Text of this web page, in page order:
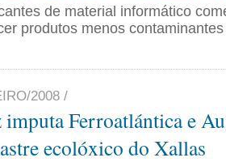
de material informático
produtos menos
2008 /
Ferroatlántica e
ecolóxico do Xallas